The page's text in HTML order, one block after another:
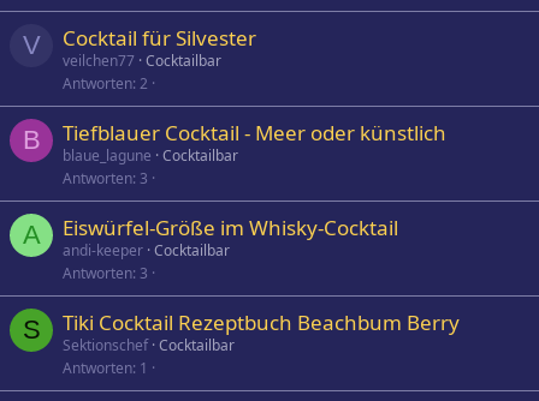
V Cocktail für Silvester
veilchen77 Cocktailbar
Antworten 2
B Tiefblauer Cocktail - Meer oder künstlich
blaue_lagune Cocktailbar
Antworten 3
A Eiswürfel-Größe im Whisky-Cocktail
andi-keeper Cocktailbar
Antworten 3
S Tiki Cocktail Rezeptbuch Beachbum Berry
Sektionschef Cocktailbar
Antworten 1